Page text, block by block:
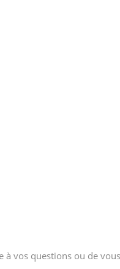
à vos questions ou de